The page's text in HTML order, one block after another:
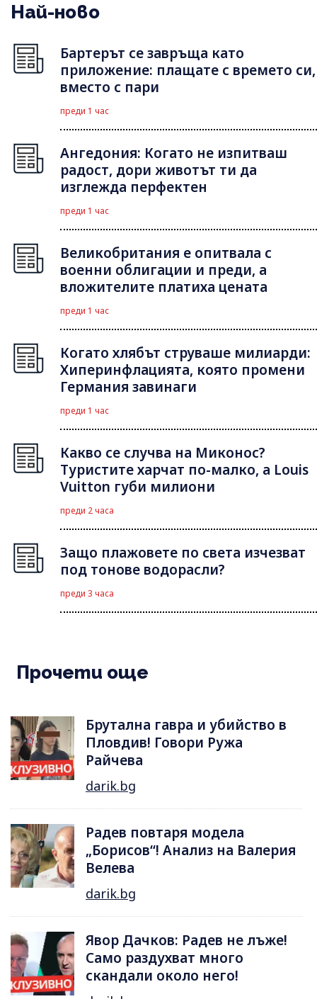
Най-ново
Бартерът се завръща като
приложение: плащате с времето си,
вместо с пари
преди 1 час
Ангедония: Когато не изпитваш
радост, дори животът ти да
изглежда перфектен
преди 1 час
Великобритания е опитвала с
военни облигации и преди, а
вложителите платиха цената
преди 1 час
Когато хлябът струваше милиарди:
Хиперинфлацията, която промени
Германия завинаги
преди 1 час
Какво се случва на Миконос?
Туристите харчат по-малко, а Louis
Vuitton губи милиони
преди 2 часа
Защо плажовете по света изчезват
под тонове водорасли?
преди 3 часа
Прочети още
Брутална гавра и убийство в
Пловдив! Говори Ружа
Райчева
darik.bg
Радев повтаря модела
„Борисов“! Анализ на Валерия
Велева
darik.bg
Явор Дачков: Радев не лъже!
Само раздухват много
скандали около него!